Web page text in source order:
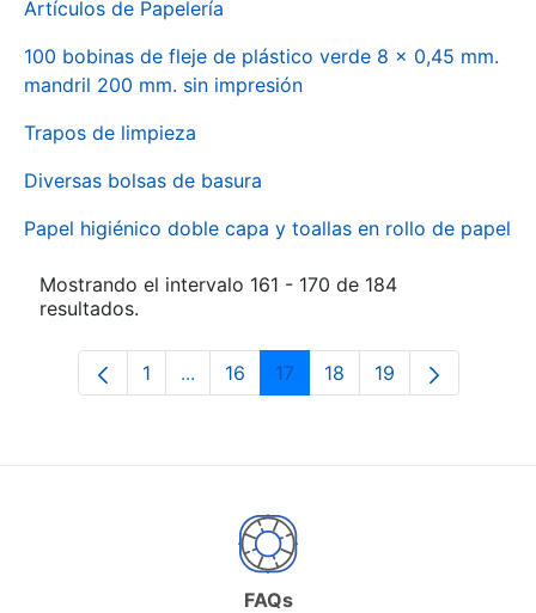
Artículos de Papelería
100 bobinas de fleje de plástico verde 8 x 0,45 mm.
mandril 200 mm. sin impresión
Trapos de limpieza
Diversas bolsas de basura
Papel higiénico doble capa y toallas en rollo de papel
Mostrando el intervalo 161 - 170 de 184
resultados.
Página
1 ...Páginas intermedias Use TAB para
Página
16 Página
17 Página
18 Página
19
FAQs